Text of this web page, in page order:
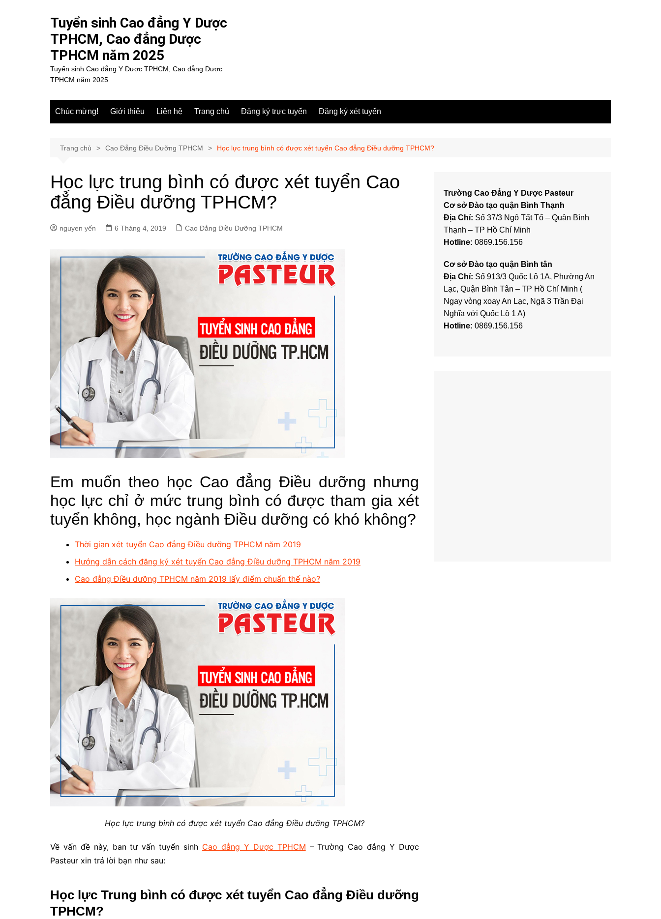
Tuyển sinh Cao đẳng Y Dược
TPHCM, Cao đẳng Dược
TPHCM năm 2025
Tuyển sinh Cao đẳng Y Dược TPHCM, Cao đẳng Dược
TPHCM năm 2025
Chúc mừng! Giới thiệu Liên hệ Trang chủ Đăng ký trực tuyến Đăng ký xét tuyển
Trang chủ Cao Đẳng Điều Dưỡng TPHCM Học lực trung bình có được xét tuyển Cao đẳng Điều dưỡng TPHCM?
Học lực trung bình có được xét tuyển Cao
đẳng Điều dưỡng TPHCM?
nguyen yến 6 Tháng 4, 2019 Cao Đẳng Điều Dưỡng TPHCM
Em muốn theo học Cao đẳng Điều dưỡng nhưng
học lực chỉ ở mức trung bình có được tham gia xét
tuyển không, học ngành Điều dưỡng có khó không?
Thời gian xét tuyển Cao đẳng Điều dưỡng TPHCM năm 2019
Hướng dẫn cách đăng ký xét tuyển Cao đẳng Điều dưỡng TPHCM năm 2019
Cao đẳng Điều dưỡng TPHCM năm 2019 lấy điểm chuẩn thế nào?
Học lực trung bình có được xét tuyển Cao đẳng Điều dưỡng TPHCM?
Về vấn đề này, ban tư vấn tuyển sinh Cao đẳng Y Dược TPHCM – Trường Cao đẳng Y Dược
Pasteur xin trả lời bạn như sau:
Học lực Trung bình có được xét tuyển Cao đẳng Điều dưỡng
TPHCM?
Trường Cao Đẳng Y Dược Pasteur
Cơ sở Đào tạo quận Bình Thạnh
Địa Chỉ: Số 37/3 Ngô Tất Tố – Quận Bình
Thạnh – TP Hồ Chí Minh
Hotline: 0869.156.156
Cơ sở Đào tạo quận Bình tân
Địa Chỉ: Số 913/3 Quốc Lộ 1A, Phường An
Lạc, Quận Bình Tân – TP Hồ Chí Minh (
Ngay vòng xoay An Lạc, Ngã 3 Trần Đại
Nghĩa với Quốc Lộ 1 A)
Hotline: 0869.156.156